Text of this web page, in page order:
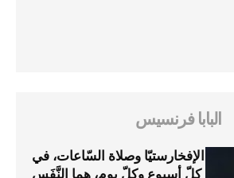
البابا فرنسيس
الإفخارستيّا وصلاة السّاعات، في
كلّ أسبوع وكلّ يوم، هما النَّفَس